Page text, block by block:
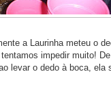
a Laurinha meteu o
impedir muito! De
levar o dedo à boca, ela